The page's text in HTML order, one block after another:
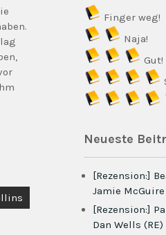
Finger weg!
Naja!
Gut!
Neueste
[Rezension:]
Jamie McGuire
[Rezension:]
Dan Wells (RE)